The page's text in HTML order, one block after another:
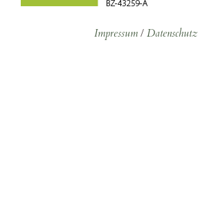
Impressum / Datenschutz